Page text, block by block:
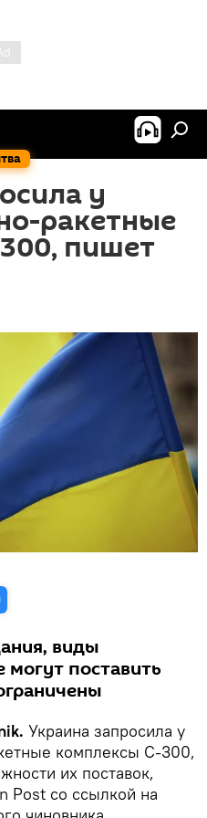
у
ракетные
пишет
виды
поставить
Украина запросила у
комплексы С-300,
их поставок,
Post со ссылкой на